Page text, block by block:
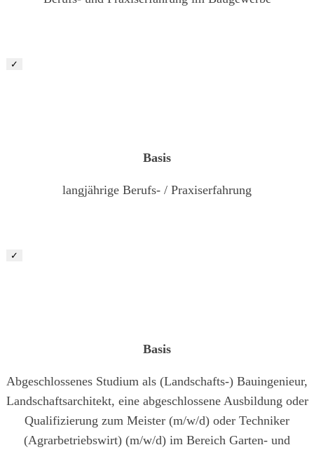
✓
Basis
langjährige Berufs- / Praxiserfahrung
✓
Basis
Abgeschlossenes Studium als (Landschafts-) Bauingenieur,
Landschaftsarchitekt, eine abgeschlossene Ausbildung oder
Qualifizierung zum Meister (m/w/d) oder Techniker
(Agrarbetriebswirt) (m/w/d) im Bereich Garten- und